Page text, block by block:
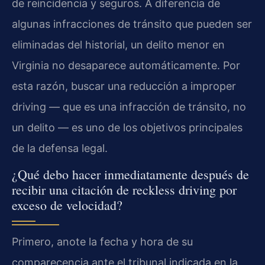
de reincidencia y seguros. A diferencia de
algunas infracciones de tránsito que pueden ser
eliminadas del historial, un delito menor en
Virginia no desaparece automáticamente. Por
esta razón, buscar una reducción a improper
driving — que es una infracción de tránsito, no
un delito — es uno de los objetivos principales
de la defensa legal.
¿Qué debo hacer inmediatamente después de
recibir una citación de reckless driving por
exceso de velocidad?
Primero, anote la fecha y hora de su
comparecencia ante el tribunal indicada en la